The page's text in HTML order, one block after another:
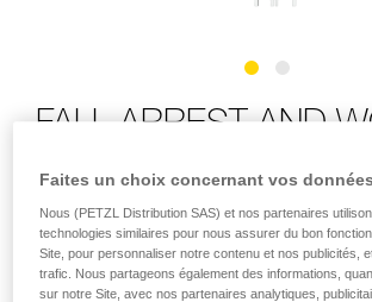
FALL ARREST AND
POSITIONING KIT
Kit pour la protection contre les chutes et
travail avec harnais VOLT, longe
et GRILLON HOOK
Faites un choix concernant vos données
Nous (PETZL Distribution SAS) et nos partenaires
technologies similaires pour nous assurer du bon
Site, pour personnaliser notre contenu et nos publicités,
trafic. Nous partageons également des informations,
sur notre Site, avec nos partenaires analytiques,